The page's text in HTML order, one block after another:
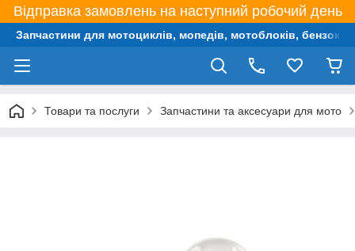
Відправка замовлень на наступний робочий день
Запчастини для мотоциклів, мопедів, мотоблоків,
Товари та послуги Запчастини та аксесуари для мото